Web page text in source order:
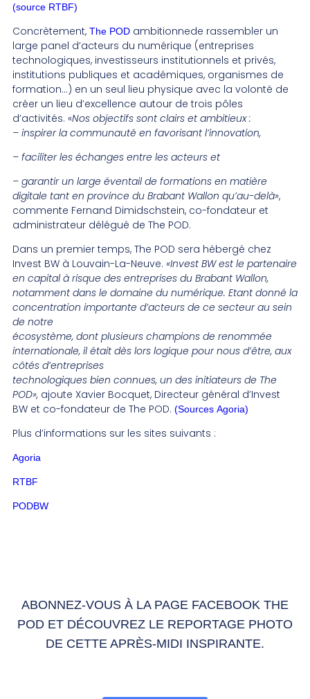
(source RTBF)
Concrètement, The POD ambitionnede rassembler un
large panel d’acteurs du numérique (entreprises
technologiques, investisseurs institutionnels et privés,
institutions publiques et académiques, organismes de
formation…) en un seul lieu physique avec la volonté de
créer un lieu d’excellence autour de trois pôles
d’activités. «Nos objectifs sont clairs et ambitieux :
– inspirer la communauté en favorisant l’innovation,
– faciliter les échanges entre les acteurs et
– garantir un large éventail de formations en matière
digitale tant en province du Brabant Wallon qu’au-delà»,
commente Fernand Dimidschstein, co-fondateur et
administrateur délégué de The POD.
Dans un premier temps, The POD sera hébergé chez
Invest BW à Louvain-La-Neuve. «Invest BW est le partenaire
en capital à risque des entreprises du Brabant Wallon,
notamment dans le domaine du numérique. Etant donné la
concentration importante d’acteurs de ce secteur au sein
de notre
écosystème, dont plusieurs champions de renommée
internationale, il était dès lors logique pour nous d’être, aux
côtés d’entreprises
technologiques bien connues, un des initiateurs de The
POD», ajoute Xavier Bocquet, Directeur général d’Invest
BW et co-fondateur de The POD. (Sources Agoria)
Plus d’informations sur les sites suivants :
Agoria
RTBF
PODBW
ABONNEZ-VOUS À LA PAGE FACEBOOK THE
POD ET DÉCOUVREZ LE REPORTAGE PHOTO
DE CETTE APRÈS-MIDI INSPIRANTE.